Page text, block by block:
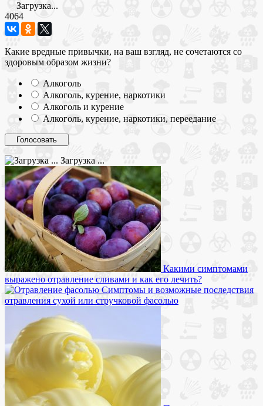
Загрузка...
4064
Какие вредные привычки, на ваш взгляд, не сочетаются со
здоровым образом жизни?
Алкоголь
Алкоголь, курение, наркотики
Алкоголь и курение
Алкоголь, курение, наркотики, переедание
Загрузка ...
Какими симптомами
выражено отравление сливами и как его лечить?
Симптомы и возможные последствия
отравления сухой или стручковой фасолью